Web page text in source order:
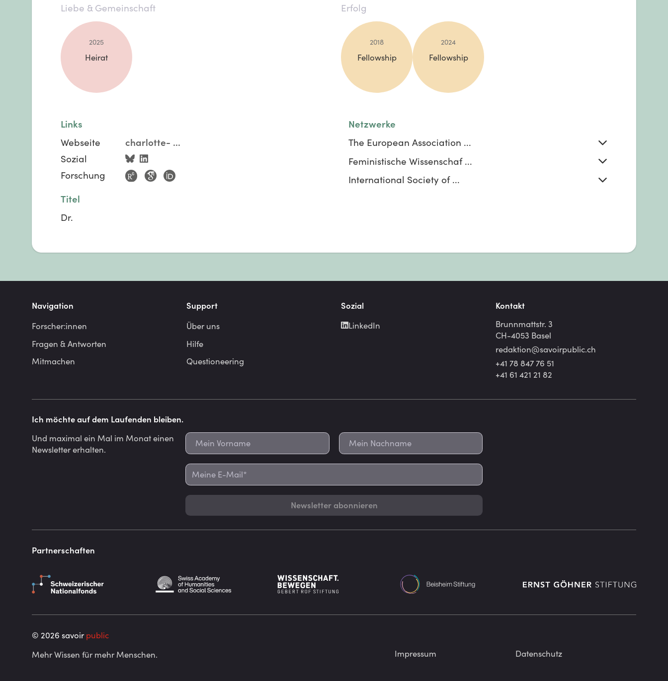
Liebe & Gemeinschaft
2025
Heirat
Erfolg
2018
Fellowship
2024
Fellowship
Links
Webseite
charlotte- ...
Sozial
Forschung
Titel
Dr.
Netzwerke
The European Association ...
Feministische Wissenschaf ...
International Society of ...
Navigation
Forscher:innen
Fragen & Antworten
Mitmachen
Support
Über uns
Hilfe
Questioneering
Sozial
LinkedIn
Kontakt
Brunnmattstr. 3
CH-4053 Basel
redaktion@savoirpublic.ch
+41 78 847 76 51
+41 61 421 21 82
Ich möchte auf dem Laufenden bleiben.
Und maximal ein Mal im Monat einen
Newsletter erhalten.
Newsletter abonnieren
Partnerschaften
© 2026 savoirpublic
Mehr Wissen für mehr Menschen.
Impressum Datenschutz